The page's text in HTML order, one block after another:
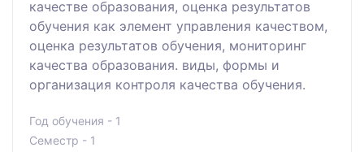
качестве образования, оценка результатов
обучения как элемент управления качеством,
оценка результатов обучения, мониторинг
качества образования. виды, формы и
организация контроля качества обучения.
Год обучения - 1
Семестр - 1